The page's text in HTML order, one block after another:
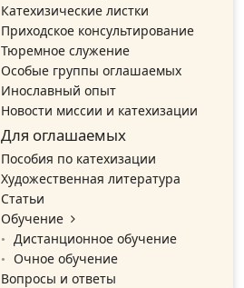
Катехизические листки
Приходское консультирование
Тюремное служение
Особые группы оглашаемых
Инославный опыт
Новости миссии и катехизации
Для оглашаемых
Пособия по катехизации
Художественная литература
Статьи
Обучение
Дистанционное обучение
Очное обучение
Вопросы и ответы